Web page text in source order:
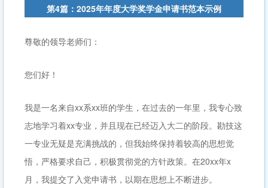
第4篇：2025年年度大学奖学金申请书范本示例
尊敬的领导老师们：
您们好！
我是一名来自xx系xx班的学生，在过去的一年里，我专心致
志地学习着xx专业，并且现在已经迈入大二的阶段。勘技这
一专业无疑是充满挑战的，但我始终保持着较高的思想觉
悟，严格要求自己，积极贯彻党的方针政策。在20xx年x
月，我提交了入党申请书，以期在思想上不断进步。